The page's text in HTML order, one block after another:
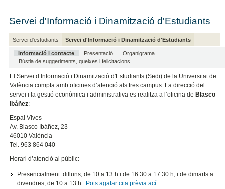
Servei d'Informació i Dinamització d'Estudiants
Servei d'estudiants Servei d'Informació i Dinamització d'Estudiants
Informació i contacte Presentació
Organigrama
Bústia de suggeriments, queixes i felicitacions
El Servei d’Informació i Dinamització d'Estudiants (Sedi) de la Universitat de
València compta amb oficines d’atenció als tres campus. La direcció del
servei i la gestió econòmica i administrativa es realitza a l’oficina de Blasco
Ibáñez:
Espai Vives
Av. Blasco Ibáñez, 23
46010 València
Tel. 963 864 040
Horari d’atenció al públic:
Presencialment: dilluns, de 10 a 13 h i de 16.30 a 17.30 h, i de dimarts a
divendres, de 10 a 13 h. Pots agafar cita prèvia ací.